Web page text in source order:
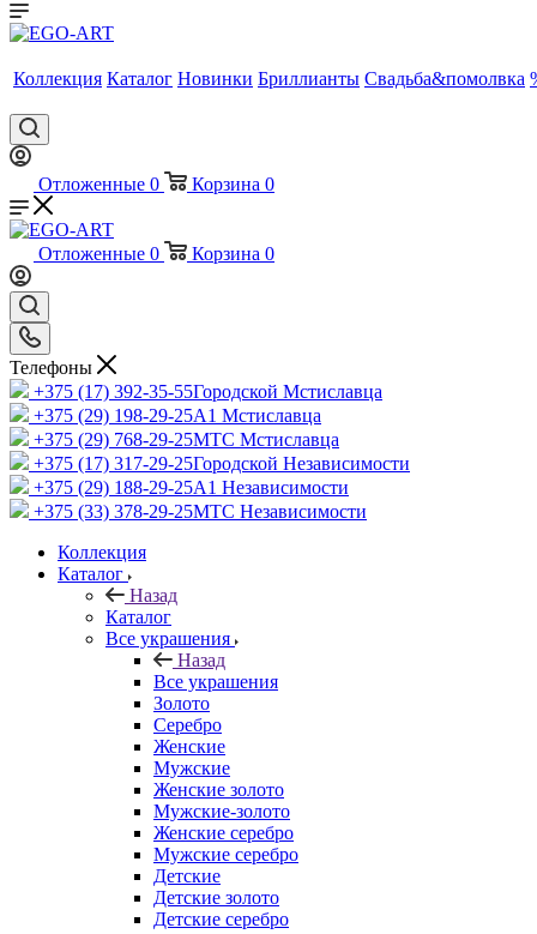
Коллекция Каталог Новинки Бриллианты Свадьба&помолвка
Отложенные 0 Корзина 0
Отложенные 0 Корзина 0
Телефоны
+375 (17) 392-35-55Городской Мстиславца
+375 (29) 198-29-25A1 Мстиславца
+375 (29) 768-29-25МТС Мстиславца
+375 (17) 317-29-25Городской Независимости
+375 (29) 188-29-25A1 Независимости
+375 (33) 378-29-25МТС Независимости
Коллекция
Каталог
Назад
Каталог
Все украшения
Назад
Все украшения
Золото
Серебро
Женские
Мужские
Женские золото
Мужские-золото
Женские серебро
Мужские серебро
Детские
Детские золото
Детские серебро